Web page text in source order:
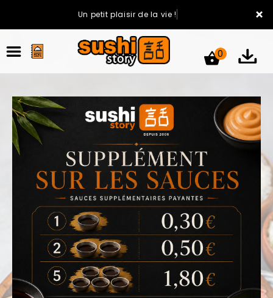
×
Un petit plaisir de la vie !
ACCUEIL
LA CARTE
VOTRE COMPTE
NOTRE RESTAURANT
VOS AVIS
0